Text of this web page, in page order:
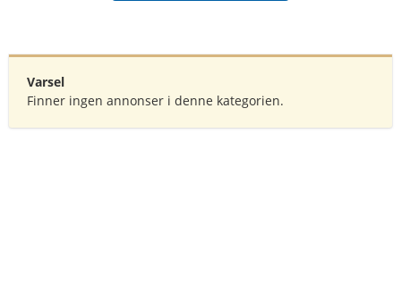
Varsel
Finner ingen annonser i denne kategorien.